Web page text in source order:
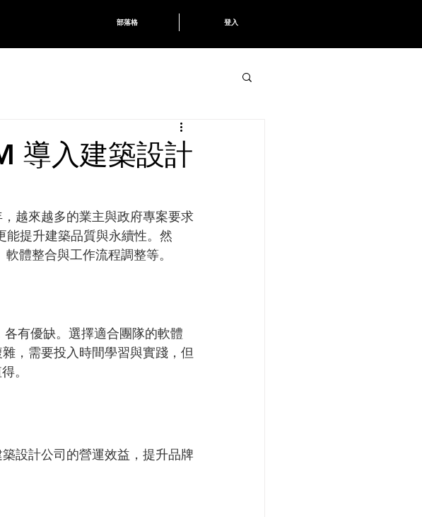
部落格 登入
導入建築設計
越來越多的業主與政府專案要求
能提升建築品質與永續性。然
體整合與工作流程調整等。
有優缺。選擇適合團隊的軟體
，需要投入時間學習與實踐，但
。
設計公司的營運效益，提升品牌